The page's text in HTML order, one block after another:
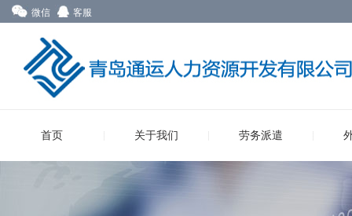
微信 客服
首页 关于我们 劳务派遣